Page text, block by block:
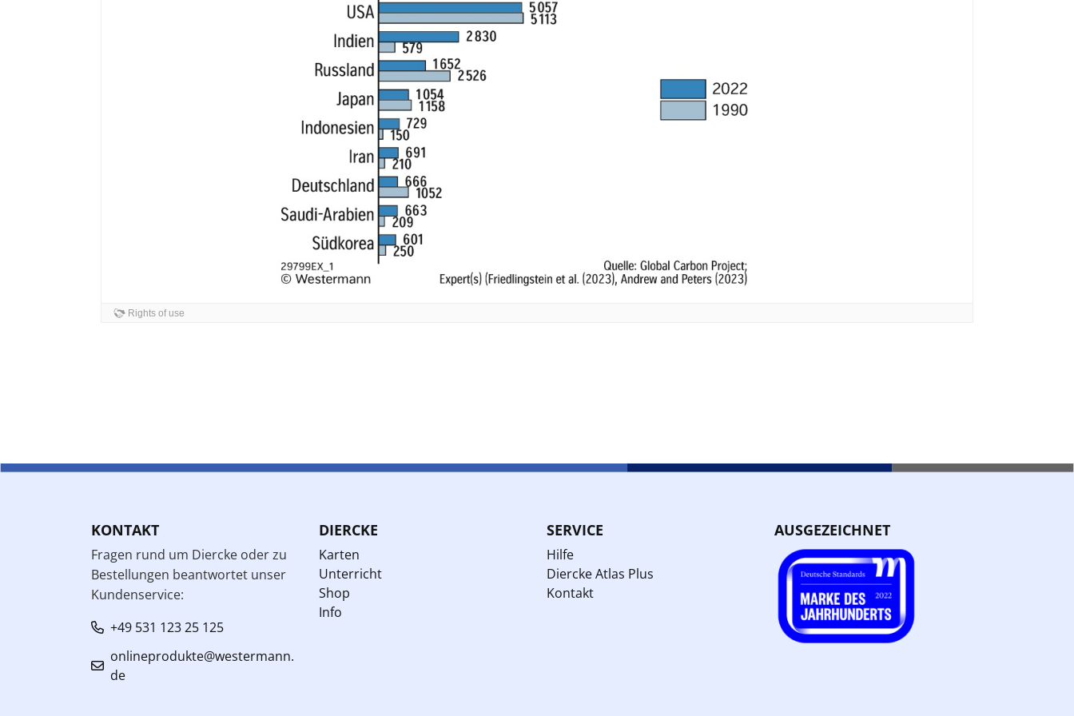
KONTAKT
Fragen rund um Diercke oder zu
Bestellungen beantwortet unser
Kundenservice:
+49 531 123 25 125
onlineprodukte@westermann.
de
DIERCKE
Karten
Unterricht
Shop
Info
SERVICE
Hilfe
Diercke Atlas Plus
Kontakt
AUSGEZEICHNET